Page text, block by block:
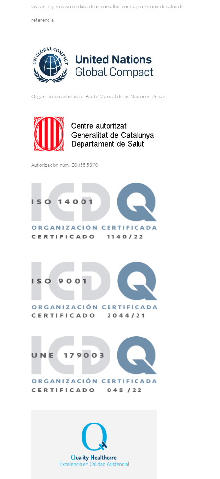
visitante y en caso de duda debe consultar con su profesional de salud de
referencia
Organización adherida al Pacto Mundial de las Naciones Unidas
Autorización núm. E08555370